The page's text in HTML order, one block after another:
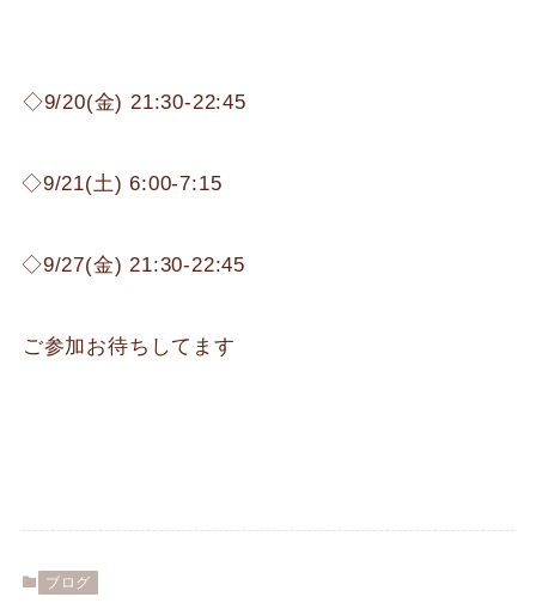
⁡◇9/20(金) 21:30-22:45
◇9/21(土) 6:00-7:15
◇9/27(金) 21:30-22:45
⁡ご参加お待ちしてます
ブログ